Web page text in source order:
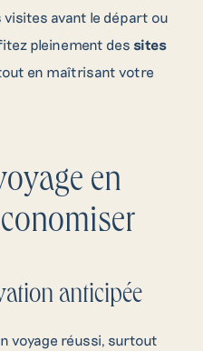
visites avant le départ ou
pleinement des sites
en maîtrisant votre
en
anticipée
voyage réussi, surtout